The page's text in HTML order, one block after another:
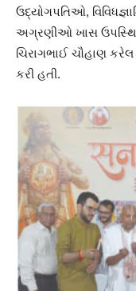
ઉદ્યોગપતિઓ,
અગ્રણીઓ ખાસ
ચિરાગભાઈ ચૌહાણ
કરી હતી.